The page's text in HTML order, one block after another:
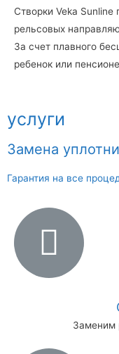
Створки Veka
рельсовых
За счет плавного
ребенок или
услуги
Замена
Гарантия на все
Заменим